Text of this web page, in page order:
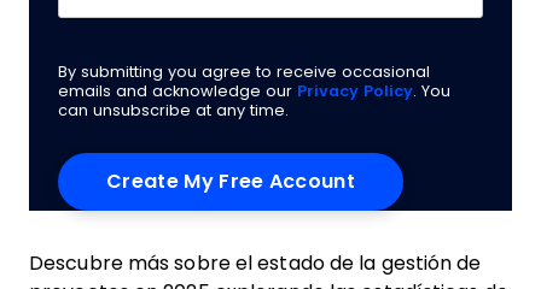
By submitting you agree to receive occasional
emails and acknowledge our Privacy Policy. You
can unsubscribe at any time.
Descubre más sobre el estado de la gestión de